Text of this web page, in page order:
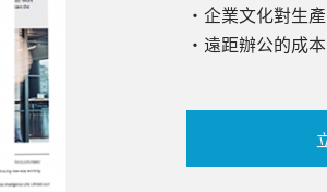
・ 企業文化對生
・ 遠距辦公的成